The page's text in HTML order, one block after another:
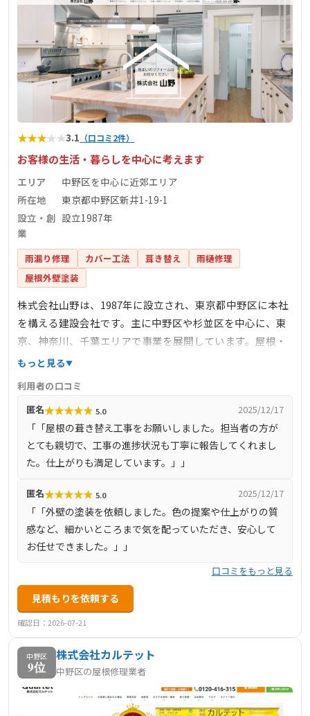
★★★★★3.1 （口コミ2件）
お客様の生活・暮らしを中心に考えます
エリア
中野区を中心に近郊エリア
所在地
東京都中野区新井1-19-1
設立・創
業
設立1987年
雨漏り修理 カバー工法 葺き替え
雨樋修理
屋根外壁塗装
株式会社山野は、1987年に設立され、東京都中野区に本社
を構える建設会社です。主に中野区や杉並区を中心に、東
京、神奈川、千葉エリアで事業を展開しています。屋根・
外壁リフォーム、内装リフォーム、エクステリア工事、キ
築工事、新築工事など、住まいに関する幅広いサービスを
提供しています。お客様の生活・暮らしを中心に考え、単
なる設備取替えではなく、住まいの性能を向上させ、より
住みよくすることをモットーとしています。きめ細かな対
応とアフターケアを含めた高品質なサービスを提供し、施
もっと見る
利用者の口コミ
匿名★★★★★ 5.0 2025/12/17
「「屋根の葺き替え工事をお願いしました。担当者の方が
とても親切で、工事の進捗状況も丁寧に報告してくれまし
た。仕上がりも満足しています。」」
匿名★★★★★ 5.0 2025/12/17
「「外壁の塗装を依頼しました。色の提案や仕上がりの質
感など、細かいところまで気を配っていただき、安心して
お任せできました。」」
口コミをもっと見る
見積もりを依頼する
確認日：2026-07-21
中野区
9位
株式会社カルテット
中野区の屋根修理業者